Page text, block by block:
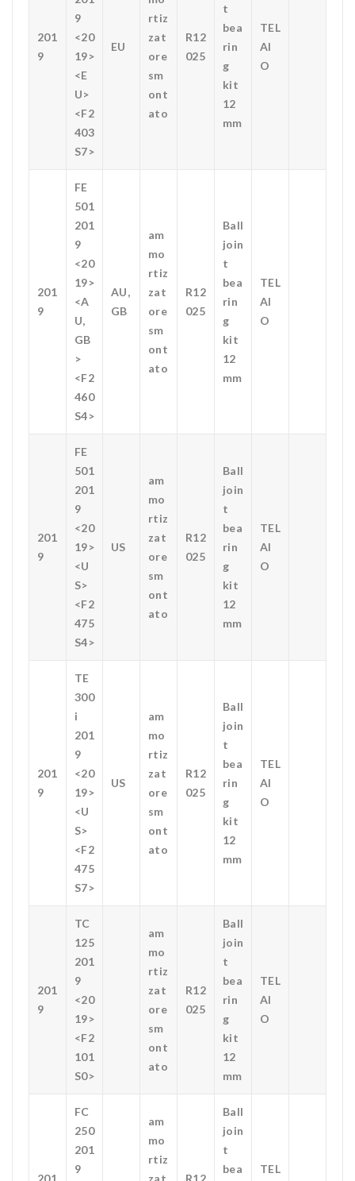
201
9
9
<20
19>
<E
U>
<F2
403
S7>
EU
rtiz
zat
ore
sm
ont
ato
R12
025
t
bea
rin
g
kit
12
mm
TEL
AI
O
201
9
FE
501
201
9
<20
19>
<A
U,
GB
>
<F2
460
S4>
AU,
GB
am
mo
rtiz
zat
ore
sm
ont
ato
R12
025
Ball
join
t
bea
rin
g
kit
12
mm
TEL
AI
O
201
9
FE
501
201
9
<20
19>
<U
S>
<F2
475
S4>
US
am
mo
rtiz
zat
ore
sm
ont
ato
R12
025
Ball
join
t
bea
rin
g
kit
12
mm
TEL
AI
O
201
9
TE
300
i
201
9
<20
19>
<U
S>
<F2
475
S7>
US
am
mo
rtiz
zat
ore
sm
ont
ato
R12
025
Ball
join
t
bea
rin
g
kit
12
mm
TEL
AI
O
201
9
TC
125
201
9
<20
19>
<F2
101
S0>
am
mo
rtiz
zat
ore
sm
ont
ato
R12
025
Ball
join
t
bea
rin
g
kit
12
mm
TEL
AI
O
201
FC
250
201
9
am
mo
rtiz
zat
R12
Ball
join
t
bea
TEL